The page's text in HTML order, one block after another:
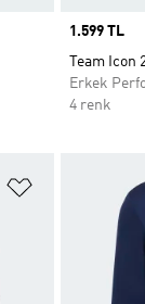
Price
1.599 TL
Team Icon
Erkek
4 renk
Favori